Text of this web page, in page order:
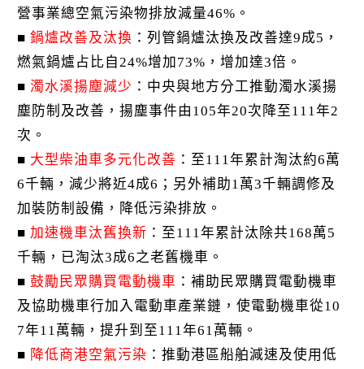
營事業總空氣污染物排放減量46%。
■鍋爐改善及汰換 ：列管鍋爐汰換及改善達9成5，
燃氣鍋爐占比自24%增加73%，增加達3倍。
■濁水溪揚塵減少 ：中央與地方分工推動濁水溪揚
塵防制及改善，揚塵事件由105年20次降至111年2
次。
■ 大型柴油車多元化改善 ：至111年累計淘汰約6萬
6千輛，減少將近4成6；另外補助1萬3千輛調修及
加裝防制設備，降低污染排放。
■加速機車汰舊換新 ：至111年累計汰除共168萬5
千輛，已淘汰3成6之老舊機車。
■鼓勵民眾購買電動機車 ：補助民眾購買電動機車
及協助機車行加入電動車產業鏈，使電動機車從10
7年11萬輛，提升到至111年61萬輛。
■ 降低商港空氣污染 ：推動港區船舶減速及使用低